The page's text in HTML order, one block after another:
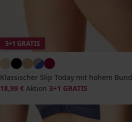
3+1 GRATIS
Klassischer Slip Today mit hohem Bund
18,99 € Aktion 3+1 GRATIS